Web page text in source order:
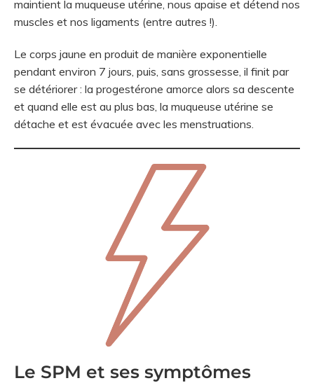
maintient la muqueuse utérine, nous apaise et détend nos
muscles et nos ligaments (entre autres !).
Le corps jaune en produit de manière exponentielle
pendant environ 7 jours, puis, sans grossesse, il finit par
se détériorer : la progestérone amorce alors sa descente
et quand elle est au plus bas, la muqueuse utérine se
détache et est évacuée avec les menstruations.
Le SPM et ses symptômes